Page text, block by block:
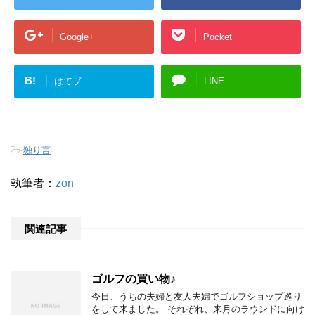
Google+ Pocket
B! はてブ LINE
-独り言
執筆者： zon
関連記事
ゴルフの買い物♪
今日、うちの夫婦と友人夫婦でゴルフショップ巡り
をして来ました。 それぞれ、来月のラウンドに向け